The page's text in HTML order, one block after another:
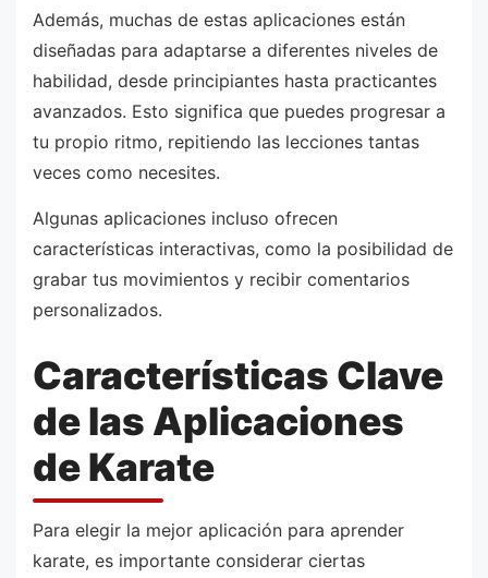
Además, muchas de estas aplicaciones están
diseñadas para adaptarse a diferentes niveles de
habilidad, desde principiantes hasta practicantes
avanzados. Esto significa que puedes progresar a
tu propio ritmo, repitiendo las lecciones tantas
veces como necesites.
Algunas aplicaciones incluso ofrecen
características interactivas, como la posibilidad de
grabar tus movimientos y recibir comentarios
personalizados.
Características Clave
de las Aplicaciones
de Karate
Para elegir la mejor aplicación para aprender
karate, es importante considerar ciertas